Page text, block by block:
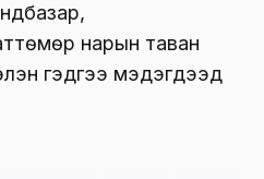
нарын таван
гэдгээ мэдэгдээд